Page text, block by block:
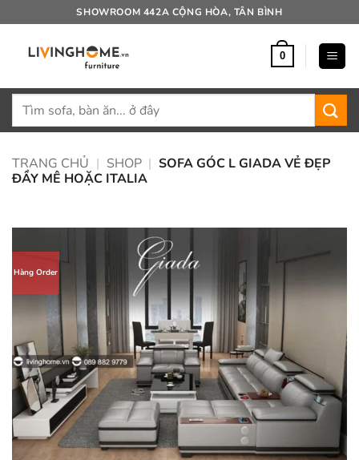
qua
SHOWROOM 442A CỘNG HÒA, TÂN BÌNH
0
Tìm
TRANG CHỦ | SHOP | SOFA GÓC L GIADA VẺ ĐẸP
ĐẦY MÊ HOẶC ITALIA
Hàng Order